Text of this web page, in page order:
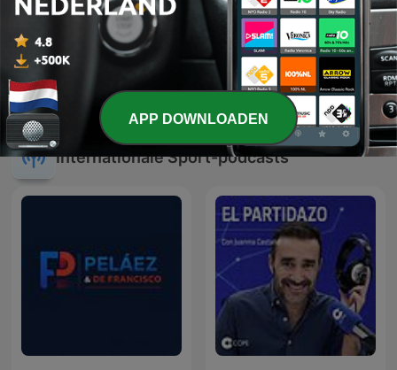
FCA Daily: Alles over
voetbal
Vandaag Inside
Internationale Sport-podcasts
APP DOWNLOADEN